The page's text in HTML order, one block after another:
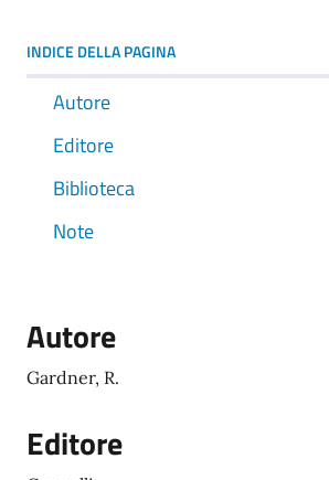
INDICE DELLA PAGINA
Autore
Editore
Biblioteca
Note
Autore
Gardner, R.
Editore